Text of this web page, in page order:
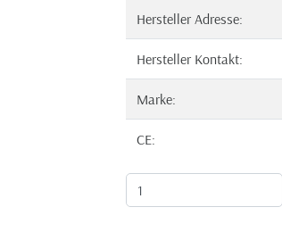
Hersteller Adresse:
Hersteller Kontakt:
Marke:
CE: